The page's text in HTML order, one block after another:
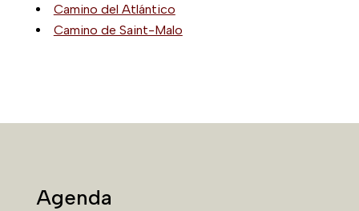
Camino del Atlántico
Camino de Saint-Malo
Agenda